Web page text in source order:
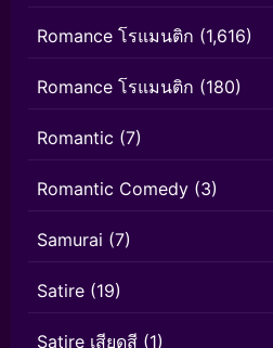
Romance โรแมนติก (1,616)
Romance โรแมนติก (180)
Romantic (7)
Romantic Comedy (3)
Samurai (7)
Satire (19)
Satire เสียดสี (1)